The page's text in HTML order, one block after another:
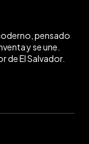
pensado
y se une.
de El Salvador.